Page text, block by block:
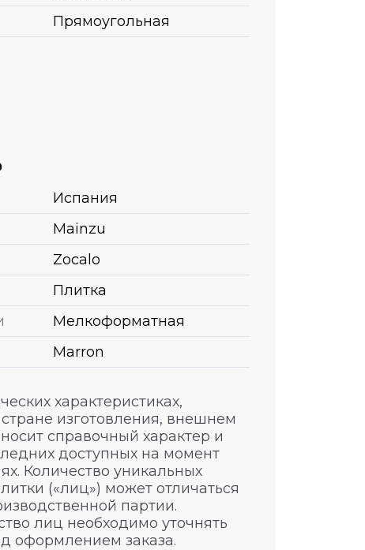
Прямоугольная
Испания
Mainzu
Zocalo
Плитка
Мелкоформатная
Marron
характеристиках,
изготовления, внешнем
справочный характер и
доступных на момент
Количество уникальных
(«лиц») может отличаться
партии.
лиц необходимо уточнять
оформлением заказа.